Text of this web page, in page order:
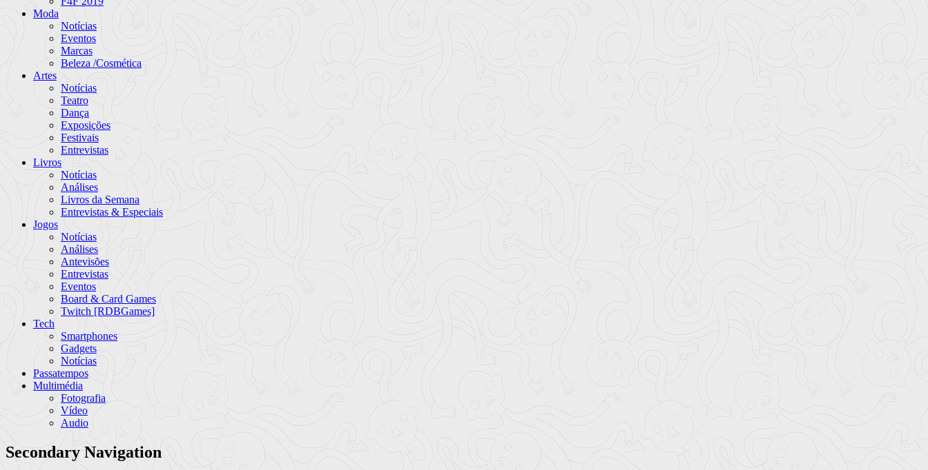
Moda
Notícias
Eventos
Marcas
Beleza /Cosmética
Artes
Notícias
Teatro
Dança
Exposições
Festivais
Entrevistas
Livros
Notícias
Análises
Livros da Semana
Entrevistas & Especiais
Jogos
Notícias
Análises
Antevisões
Entrevistas
Eventos
Board & Card Games
Twitch [RDBGames]
Tech
Smartphones
Gadgets
Notícias
Passatempos
Multimédia
Fotografia
Vídeo
Audio
Secondary Navigation